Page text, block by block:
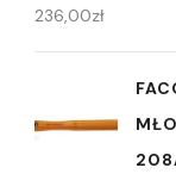
236,00zł